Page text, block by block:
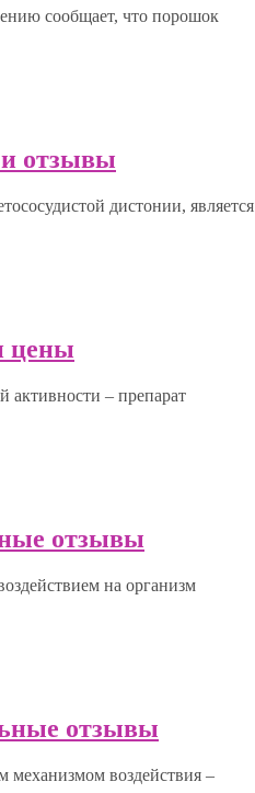
сообщает, что порошок
отзывы
дистонии, является
цены
активности – препарат
отзывы
на организм
отзывы
механизмом воздействия –